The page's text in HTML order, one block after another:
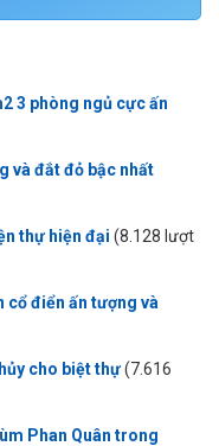
3 phòng ngủ cực ấn
và đắt đỏ bậc nhất
thự hiện đại (8.128 lượt
cổ điển ấn tượng và
cho biệt thự(7.616
Phan Quân trong